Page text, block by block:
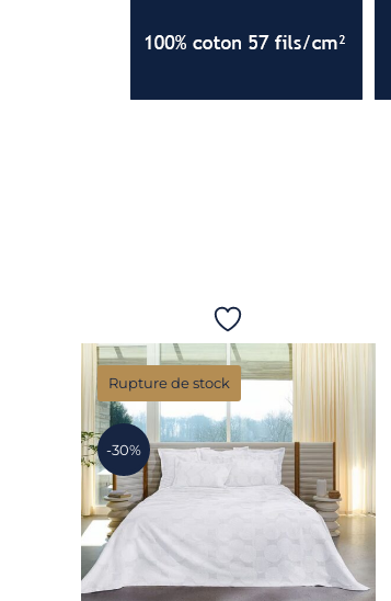
Rupture de stock
-30%